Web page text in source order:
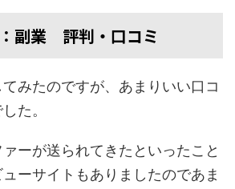
副業 評判・口コミ
みたのですが、あまりいい口コ
た。
ーが送られてきたといったこと
ーサイトもありましたのであま